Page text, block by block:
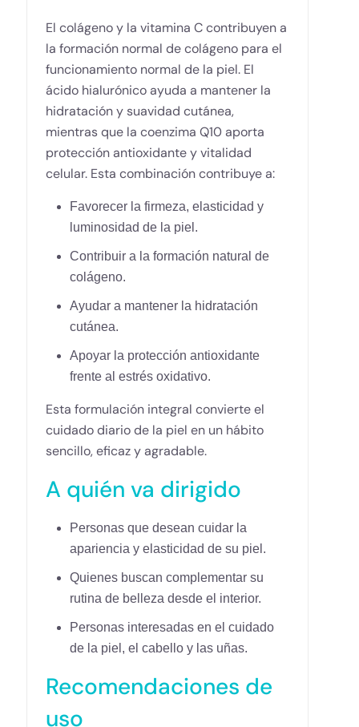
El colágeno y la vitamina C contribuyen a
la formación normal de colágeno para el
funcionamiento normal de la piel. El
ácido hialurónico ayuda a mantener la
hidratación y suavidad cutánea,
mientras que la coenzima Q10 aporta
protección antioxidante y vitalidad
celular. Esta combinación contribuye a:
Favorecer la firmeza, elasticidad y
luminosidad de la piel.
Contribuir a la formación natural de
colágeno.
Ayudar a mantener la hidratación
cutánea.
Apoyar la protección antioxidante
frente al estrés oxidativo.
Esta formulación integral convierte el
cuidado diario de la piel en un hábito
sencillo, eficaz y agradable.
A quién va dirigido
Personas que desean cuidar la
apariencia y elasticidad de su piel.
Quienes buscan complementar su
rutina de belleza desde el interior.
Personas interesadas en el cuidado
de la piel, el cabello y las uñas.
Recomendaciones de
uso